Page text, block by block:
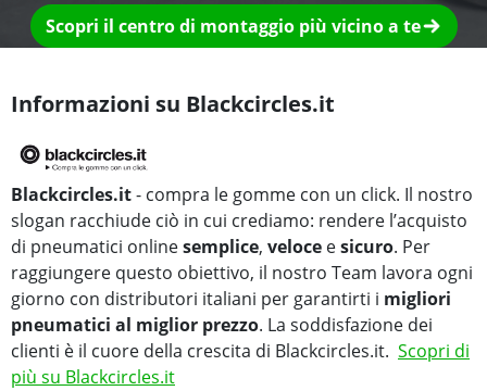
Scopri il centro di montaggio più vicino a te
Informazioni su Blackcircles.it
Blackcircles.it- compra le gomme con un click. Il nostro
slogan racchiude ciò in cui crediamo: rendere l’acquisto
di pneumatici onlinesemplice, veloce esicuro. Per
raggiungere questo obiettivo, il nostro Team lavora ogni
giorno con distributori italiani per garantirti i migliori
pneumatici al miglior prezzo. La soddisfazione dei
clienti è il cuore della crescita di Blackcircles.it. Scopri di
più su Blackcircles.it